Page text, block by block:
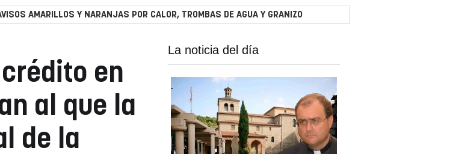
AMARILLOS Y NARANJAS POR CALOR, TROMBAS DE AGUA Y GRANIZO
en
al que la
de la
La noticia del día